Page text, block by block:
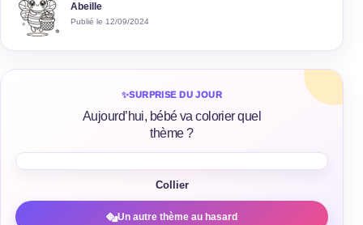
Abeille
Publié le 12/09/2024
✨SURPRISE DU JOUR
Aujourd’hui, bébé va colorier quel
thème ?
Collier
Un autre thème au hasard